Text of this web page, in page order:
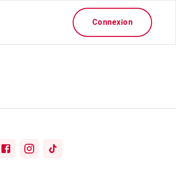
Connexion